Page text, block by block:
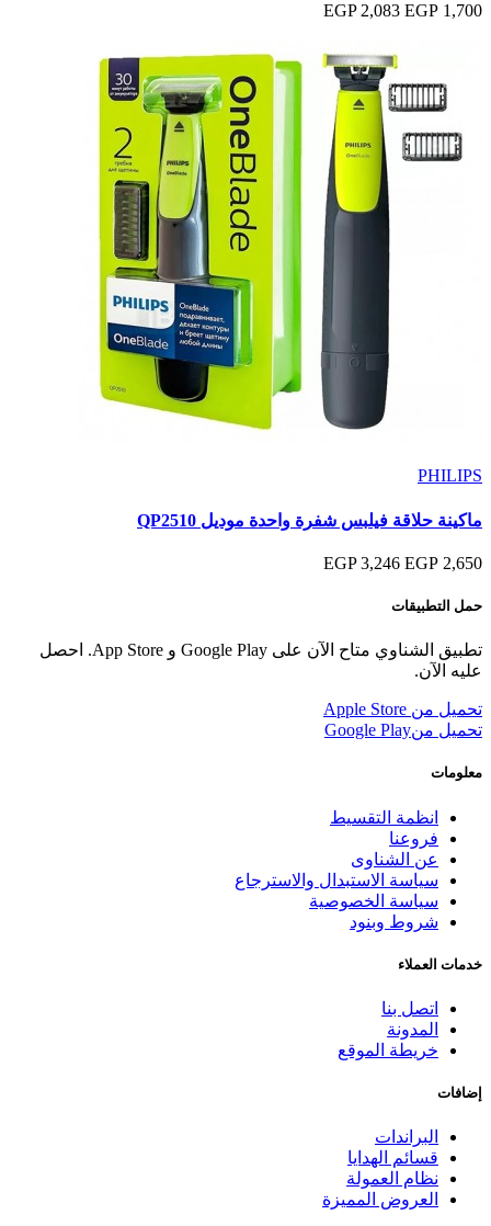
1,700 EGP
2,083 EGP
PHILIPS
ماكينة حلاقة فيلبس شفرة واحدة موديل QP2510
2,650 EGP
3,246 EGP
حمل التطبيقات
تطبيق الشناوي متاح الآن على Google Play و App Store. احصل
عليه الآن.
تحميل من Apple Store
تحميل منGoogle Play
معلومات
انظمة التقسيط
فروعنا
عن الشناوى
سياسة الاستبدال والاسترجاع
سياسة الخصوصية
شروط وبنود
خدمات العملاء
اتصل بنا
المدونة
خريطة الموقع
إضافات
البراندات
قسائم الهدايا
نظام العمولة
العروض المميزة